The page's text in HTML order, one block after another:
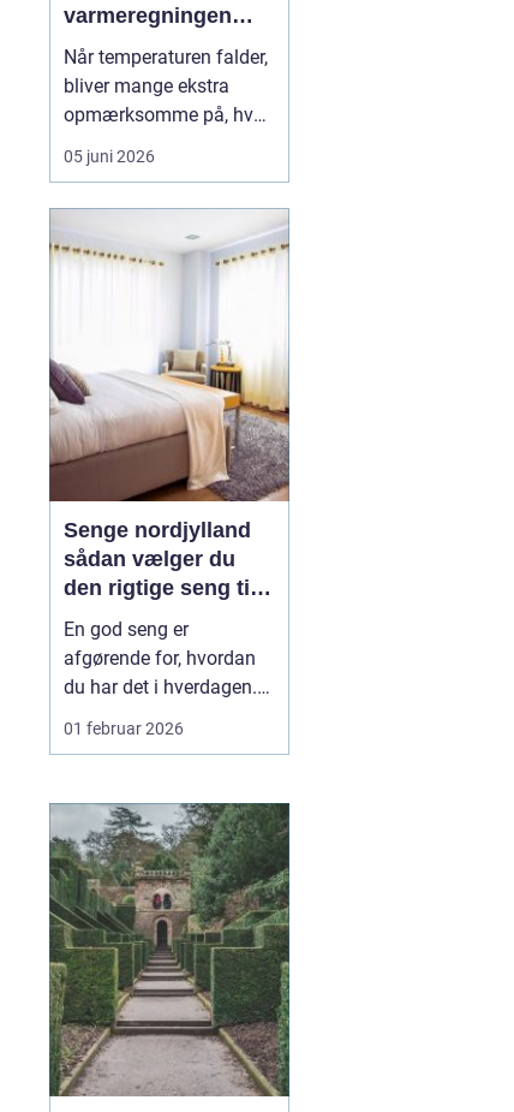
varmeregningen
nede
Når temperaturen falder,
bliver mange ekstra
opmærksomme på, hvad
fyring koster. For dig
med oliefyr kan udsving
på økonomien, og derfor
giver det god mening at
05 juni 2026
Senge nordjylland
sådan vælger du
den rigtige seng til
din krop
En god seng er
afgørende for, hvordan
du har det i hverdagen.
Sover du dårligt, mærker
spændte skuldre. Mange
nordjyder går længe og
overvejer ny seng, men
udsætter købet, fordi
valget virker
uoverskueligt. Hå...
01 februar 2026